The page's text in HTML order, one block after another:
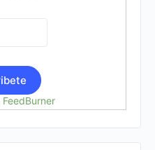
FeedBurner